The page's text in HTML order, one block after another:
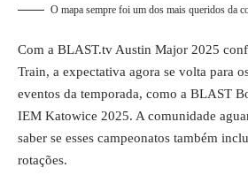
O mapa sempre foi um dos mais queridos da
Com a BLAST.tv Austin Major 2025
Train, a expectativa agora se volta para
eventos da temporada, como a BLAST
IEM Katowice 2025. A comunidade
saber se esses campeonatos também
rotações.